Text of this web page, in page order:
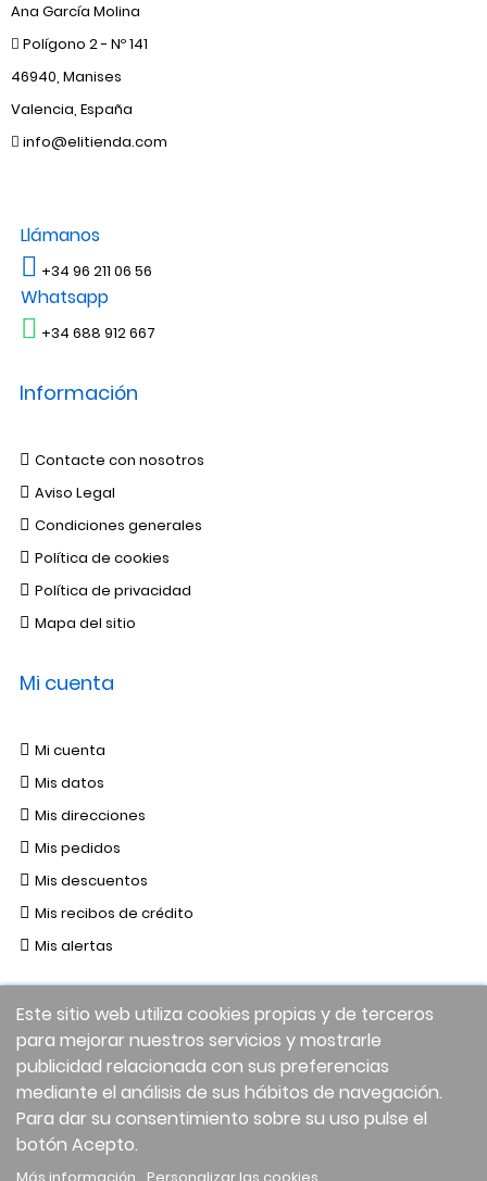
Este sitio web utiliza cookies propias y de terceros
para mejorar nuestros servicios y mostrarle
publicidad relacionada con sus preferencias
mediante el análisis de sus hábitos de navegación.
Para dar su consentimiento sobre su uso pulse el
botón Acepto.
Ana García Molina
Polígono 2 - Nº 141
46940, Manises
Valencia, España
info@elitienda.com
Llámanos
+34 96 211 06 56
Whatsapp
+34 688 912 667
Información
Contacte con nosotros
Aviso Legal
Condiciones generales
Política de cookies
Política de privacidad
Mapa del sitio
Mi cuenta
Mi cuenta
Mis datos
Mis direcciones
Mis pedidos
Mis descuentos
Mis recibos de crédito
Mis alertas
Facebook
Twitter